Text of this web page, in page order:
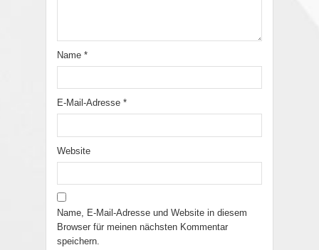
Name *
E-Mail-Adresse *
Website
Name, E-Mail-Adresse und Website in diesem
Browser für meinen nächsten Kommentar
speichern.